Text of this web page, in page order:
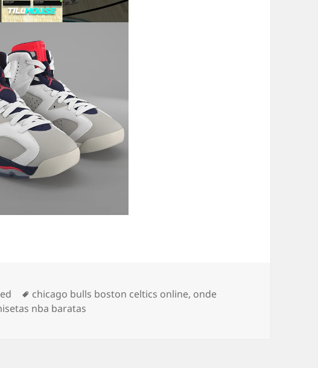
Etiquetas
chicago bulls boston celtics online, onde
nba baratas